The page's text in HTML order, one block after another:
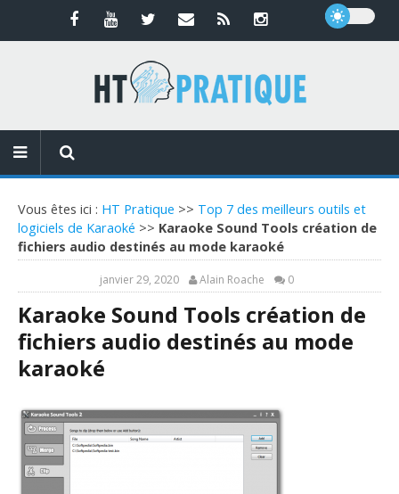
Vous êtes ici : HT Pratique >> Top 7 des meilleurs outils et
logiciels de Karaoké >> Karaoke Sound Tools création de
fichiers audio destinés au mode karaoké
janvier 29, 2020 Alain Roache 0
Karaoke Sound Tools création de
fichiers audio destinés au mode
karaoké